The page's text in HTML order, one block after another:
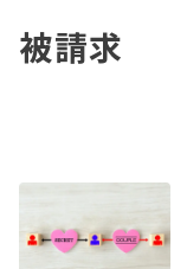
被請求